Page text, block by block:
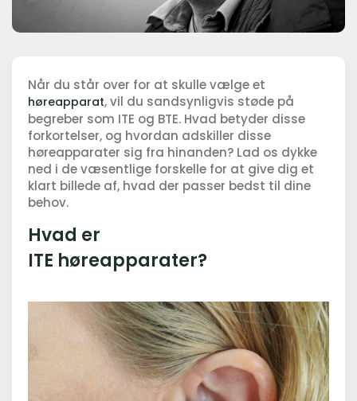
Når du står over for at skulle vælge et
høreapparat, vil du sandsynligvis støde på
begreber som ITE og BTE. Hvad betyder disse
forkortelser, og hvordan adskiller disse
høreapparater sig fra hinanden? Lad os dykke
ned i de væsentlige forskelle for at give dig et
klart billede af, hvad der passer bedst til dine
behov.
Hvad er
ITE høreapparater?